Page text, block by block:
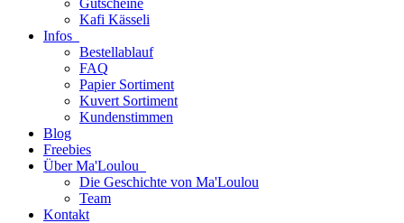
Gutscheine
Kafi Kässeli
Infos
Bestellablauf
FAQ
Papier Sortiment
Kuvert Sortiment
Kundenstimmen
Blog
Freebies
Über Ma'Loulou
Die Geschichte von Ma'Loulou
Team
Kontakt